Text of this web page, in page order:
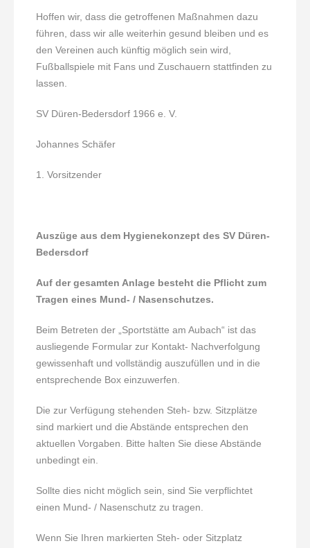
Hoffen wir, dass die getroffenen Maßnahmen dazu
führen, dass wir alle weiterhin gesund bleiben und es
den Vereinen auch künftig möglich sein wird,
Fußballspiele mit Fans und Zuschauern stattfinden zu
lassen.
SV Düren-Bedersdorf 1966 e. V.
Johannes Schäfer
1. Vorsitzender
Auszüge aus dem Hygienekonzept des SV Düren-
Bedersdorf
Auf der gesamten Anlage besteht die Pflicht zum
Tragen eines Mund- / Nasenschutzes.
Beim Betreten der „Sportstätte am Aubach“ ist das
ausliegende Formular zur Kontakt- Nachverfolgung
gewissenhaft und vollständig auszufüllen und in die
entsprechende Box einzuwerfen.
Die zur Verfügung stehenden Steh- bzw. Sitzplätze
sind markiert und die Abstände entsprechen den
aktuellen Vorgaben. Bitte halten Sie diese Abstände
unbedingt ein.
Sollte dies nicht möglich sein, sind Sie verpflichtet
einen Mund- / Nasenschutz zu tragen.
Wenn Sie Ihren markierten Steh- oder Sitzplatz